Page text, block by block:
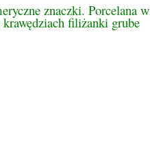
znaczki. Porcelana w
filiżanki grube